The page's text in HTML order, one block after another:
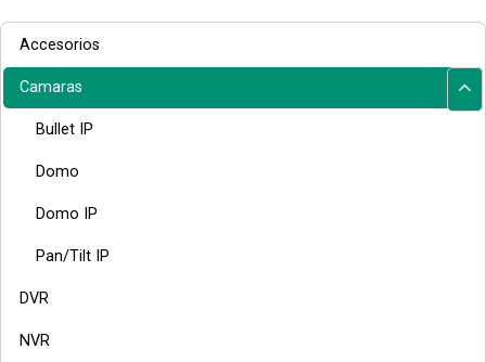
Accesorios
Camaras
Bullet IP
Domo
Domo IP
Pan/Tilt IP
DVR
NVR